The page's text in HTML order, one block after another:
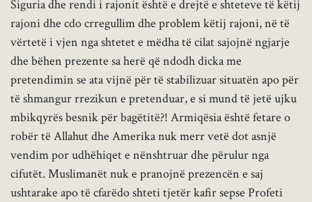
Siguria dhe rendi i rajonit është e drejtë e shteteve të këtij
rajoni dhe cdo crregullim dhe problem këtij rajoni, në të
vërtetë i vjen nga shtetet e mëdha të cilat sajojnë ngjarje
dhe bëhen prezente sa herë që ndodh dicka me
pretendimin se ata vijnë për të stabilizuar situatën apo për
të shmangur rrezikun e pretenduar, e si mund të jetë ujku
mbikqyrës besnik për bagëtitë?! Armiqësia është fetare o
robër të Allahut dhe Amerika nuk merr vetë dot asnjë
vendim por udhëhiqet e nënshtruar dhe përulur nga
cifutët. Muslimanët nuk e pranojnë prezencën e saj
ushtarake apo të cfarëdo shteti tjetër kafir sepse Profeti